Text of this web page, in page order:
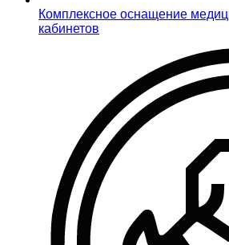
Комплексное оснащение
кабинетов